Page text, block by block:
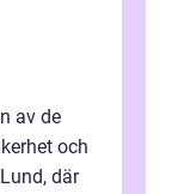
av de
och
där